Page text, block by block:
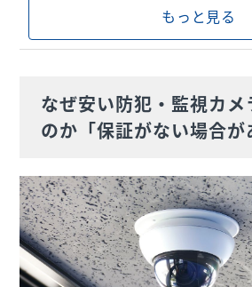
広範囲を撮影できるカメラを選ぶ
導入、設置後のサポート対応を確
7. USEN Cameraの導入事例
【飲食店】Ji-Cube 様
8. 防犯・監視カメラはコストパ
もっと見る
なぜ安い防犯・監視カメ
のか「保証がない場合が